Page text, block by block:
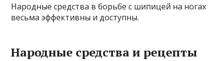
Народные средства в борьбе с шипицей на ногах
весьма эффективны и доступны.
Народные средства и рецепты